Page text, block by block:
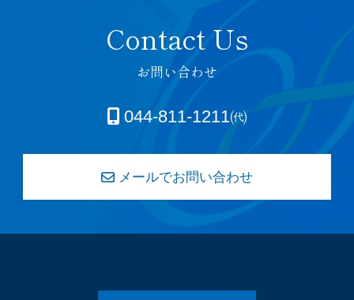
お問い合わせ
044-811-1211㈹
メールでお問い合わせ